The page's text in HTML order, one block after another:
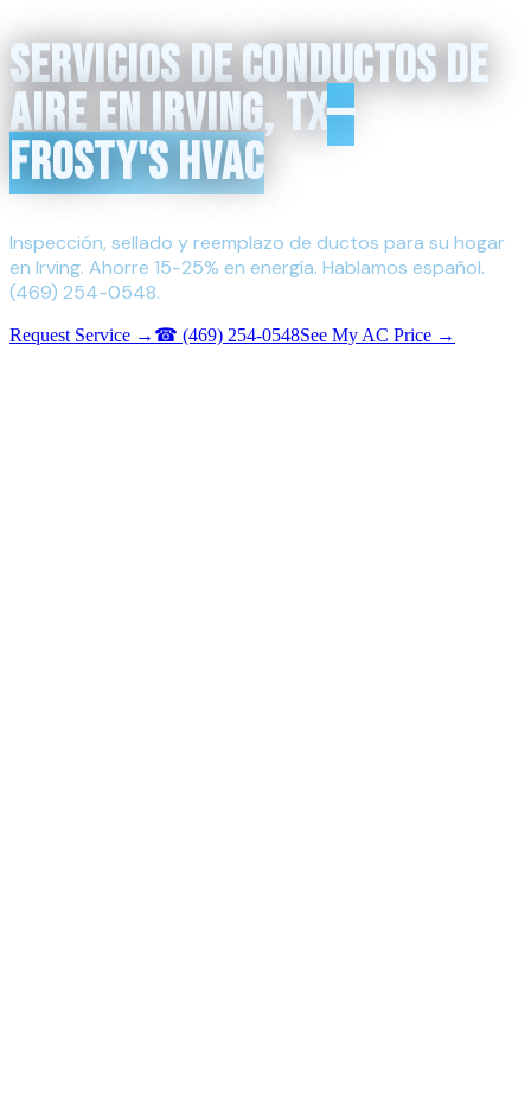
SERVICIOS DE CONDUCTOS DE
AIRE EN IRVING, TX—
FROSTY'S HVAC
Inspección, sellado y reemplazo de ductos para su hogar
en Irving. Ahorre 15-25% en energía. Hablamos español.
(469) 254-0548.
Request Service → ☎ (469) 254-0548See My AC Price →